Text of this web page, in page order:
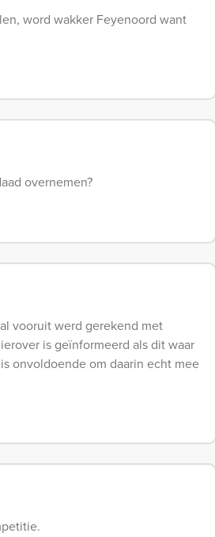
word wakker Feyenoord want
overnemen?
vooruit werd gerekend met
is geïnformeerd als dit waar
onvoldoende om daarin echt mee